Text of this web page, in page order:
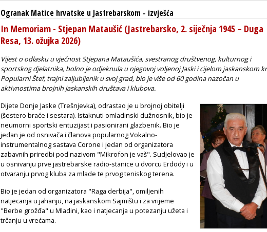
Ogranak Matice hrvatske u Jastrebarskom - izvješća
In Memoriam - Stjepan Mataušić (Jastrebarsko, 2. siječnja 1945 – Duga
Resa, 13. ožujka 2026)
Vijest o odlasku u vječnost Stjepana Mataušića, svestranog društvenog, kulturnog i
sportskog djelatnika, bolno je odjeknula u njegovoj voljenoj Jaski i cijelom jaskanskom
Popularni Štef, trajni zaljubljenik u svoj grad, bio je više od 60 godina nazočan u
aktivnostima brojnih jaskanskih društava i klubova.
Dijete Donje Jaske (Trešnjevka), odrastao je u brojnoj obitelji
(šestero braće i sestara). Istaknuti omladinski dužnosnik, bio je
neumorni sportski entuzijast i pasionirani glazbenik. Bio je
jedan je od osnivača i članova popularnog Vokalno-
instrumentalnog sastava Corone i jedan od organizatora
zabavnih priredbi pod nazivom "Mikrofon je vaš". Sudjelovao je
u osnivanju prve jastrebarske radio-stanice u dvorcu Erdödy i u
otvaranju prvog kluba za mlade te prvog teniskog terena.
Bio je jedan od organizatora "Raga derbija", omiljenih
natjecanja u jahanju, na jaskanskom Sajmištu i za vrijeme
"Berbe grožđa" u Mladini, kao i natjecanja u potezanju užeta i
trčanju u vrećama.